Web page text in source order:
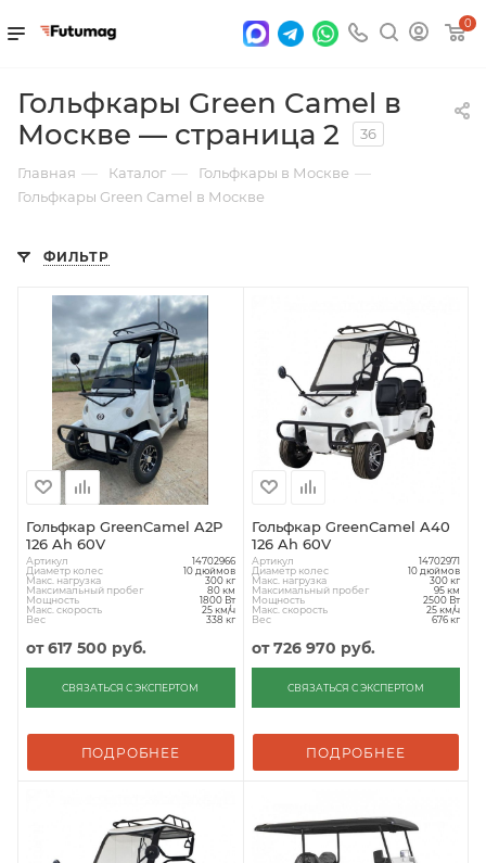
0
Гольфкары Green Camel в
Москве — страница 2
36
Главная — Каталог — Гольфкары в Москве —
Гольфкары Green Camel в Москве
ФИЛЬТР
Гольфкар GreenCamel A2P
126 Ah 60V
Артикул 14702966
Диаметр колес 10 дюймов
Макс. нагрузка 300 кг
Максимальный пробег 80 км
Мощность 1800 Вт
Макс. скорость 25 км/ч
Вес 338 кг
от617 500 руб.
СВЯЗАТЬСЯ С ЭКСПЕРТОМ
ПОДРОБНЕЕ
Гольфкар GreenCamel A40
126 Ah 60V
Артикул 14702971
Диаметр колес 10 дюймов
Макс. нагрузка 300 кг
Максимальный пробег 95 км
Мощность 2500 Вт
Макс. скорость 25 км/ч
Вес 676 кг
от726 970 руб.
СВЯЗАТЬСЯ С ЭКСПЕРТОМ
ПОДРОБНЕЕ